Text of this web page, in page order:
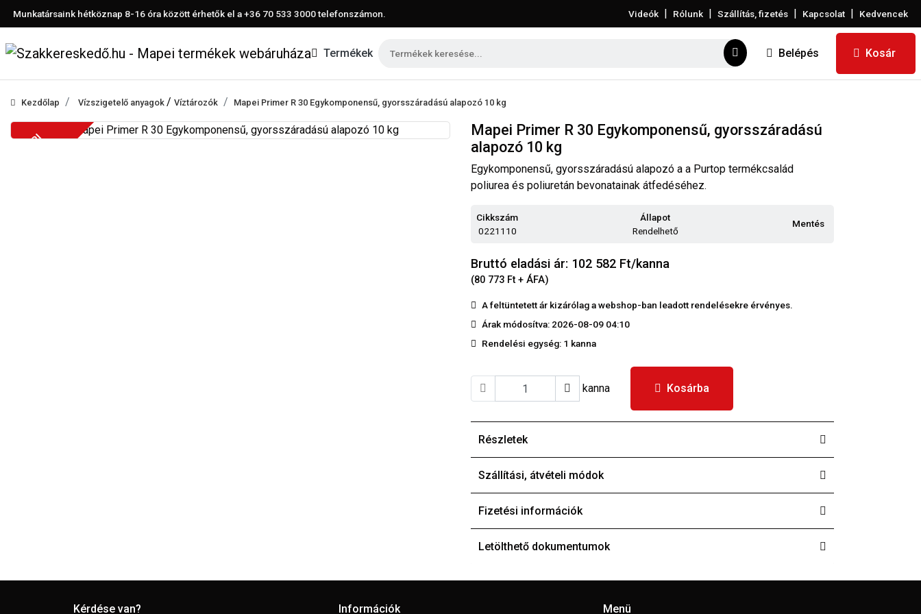
Munkatársaink hétköznap 8-16 óra között érhetők el a+36 70 533 3000telefonszámon. Videók | Rólunk | Szállítás, fizetés | Kapcsolat | Kedvencek
Termékek Belépés Kosár
Kezdőlap Vízszigetelő anyagok / Víztározók Mapei Primer R 30 Egykomponensű, gyorsszáradású alapozó 10 kg
IPARI
Mapei Primer R 30 Egykomponensű, gyorsszáradású
alapozó 10 kg
Egykomponensű, gyorsszáradású alapozó a a Purtop termékcsalád
poliurea és poliuretán bevonatainak átfedéséhez.
Cikkszám
0221110
Állapot
Rendelhető
Mentés
Bruttó eladási ár: 102 582 Ft/kanna
(80 773 Ft + ÁFA)
A feltüntetett ár kizárólag a webshop-ban leadott rendelésekre érvényes.
Árak módosítva: 2026-08-09 04:10
Rendelési egység: 1 kanna
kanna Kosárba
Részletek
Szállítási, átvételi módok
Fizetési információk
Letölthető dokumentumok
Kérdése van? Információk Menü